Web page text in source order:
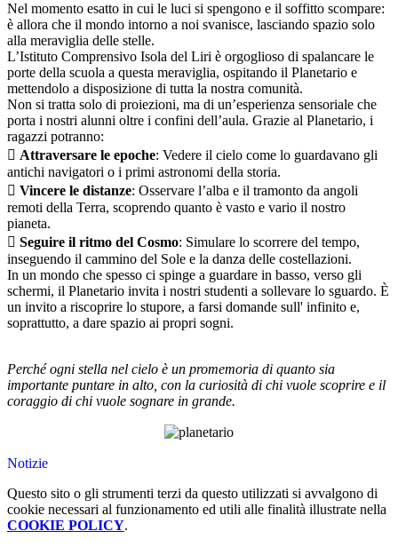
Nel momento esatto in cui le luci si spengono e il soffitto scompare:
è allora che il mondo intorno a noi svanisce, lasciando spazio solo
alla meraviglia delle stelle.
L’Istituto Comprensivo Isola del Liri è orgoglioso di spalancare le
porte della scuola a questa meraviglia, ospitando il Planetario e
mettendolo a disposizione di tutta la nostra comunità.
Non si tratta solo di proiezioni, ma di un’esperienza sensoriale che
porta i nostri alunni oltre i confini dell’aula. Grazie al Planetario, i
ragazzi potranno:
 Attraversare le epoche: Vedere il cielo come lo guardavano gli
antichi navigatori o i primi astronomi della storia.
 Vincere le distanze: Osservare l’alba e il tramonto da angoli
remoti della Terra, scoprendo quanto è vasto e vario il nostro
pianeta.
 Seguire il ritmo del Cosmo: Simulare lo scorrere del tempo,
inseguendo il cammino del Sole e la danza delle costellazioni.
In un mondo che spesso ci spinge a guardare in basso, verso gli
schermi, il Planetario invita i nostri studenti a sollevare lo sguardo. È
un invito a riscoprire lo stupore, a farsi domande sull' infinito e,
soprattutto, a dare spazio ai propri sogni.
Perché ogni stella nel cielo è un promemoria di quanto sia
importante puntare in alto, con la curiosità di chi vuole scoprire e il
coraggio di chi vuole sognare in grande.
Notizie
Questo sito o gli strumenti terzi da questo utilizzati si avvalgono di
cookie necessari al funzionamento ed utili alle finalità illustrate nella
COOKIE POLICY.